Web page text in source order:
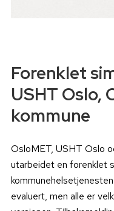
Forenklet
USHT Oslo,
kommune
OsloMET, USHT Oslo
utarbeidet en forenklet
kommunehelsetjenesten.
evaluert, men alle er